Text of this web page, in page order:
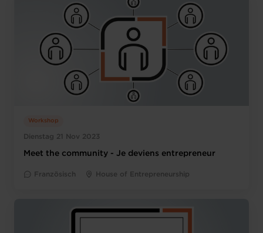
Dienstag 21 Nov 2023
Workshop
Meet the community - Je deviens entrepreneur
Französisch House of Entrepreneurship